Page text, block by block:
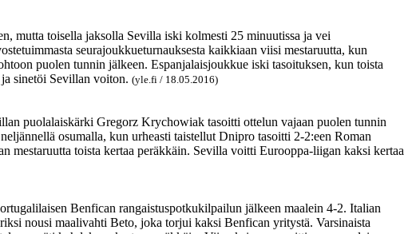
mutta toisella jaksolla Sevilla iski kolmesti 25 minuutissa ja vei
seurajoukkueturnauksesta kaikkiaan viisi mestaruutta, kun
puolen tunnin jälkeen. Espanjalaisjoukkue iski tasoituksen, kun toista
sinetöi Sevillan voiton. (yle.fi / 18.05.2016)
puolalaiskärki Gregorz Krychowiak tasoitti ottelun vajaan puolen tunnin
osumalla, kun urheasti taistellut Dnipro tasoitti 2-2:een Roman
toista kertaa peräkkäin. Sevilla voitti Eurooppa-liigan kaksi kertaa
Benfican rangaistuspotkukilpailun jälkeen maalein 4-2. Italian
nousi maalivahti Beto, joka torjui kaksi Benfican yritystä. Varsinaista